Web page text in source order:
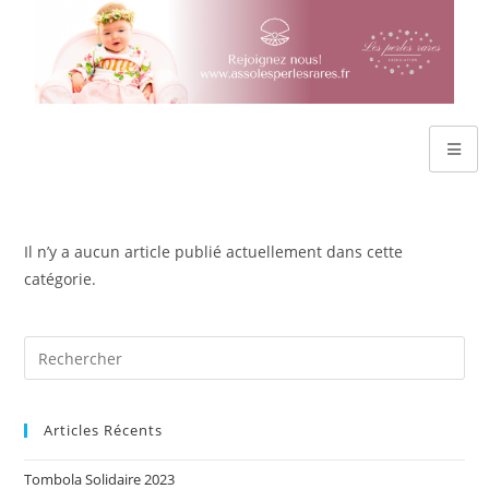
Il n’y a aucun article publié actuellement dans cette
catégorie.
Articles Récents
Tombola Solidaire 2023